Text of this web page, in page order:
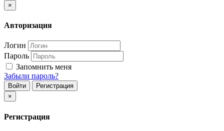
×
Авторизация
Логин
Пароль
Запомнить меня
Забыли пароль?
Войти
Регистрация
×
Регистрация